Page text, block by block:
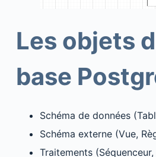
Les objets
base
Schéma de données
Schéma externe (Vue,
Traitements